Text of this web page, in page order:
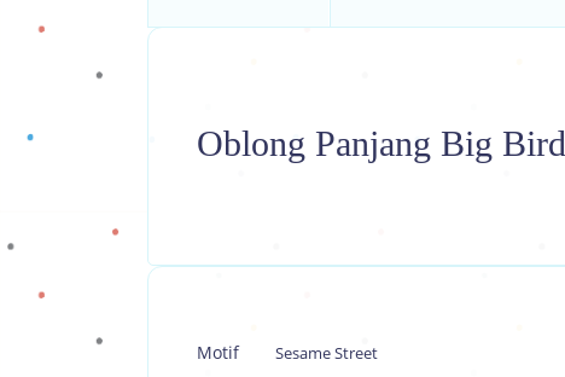
Oblong Panjang Big Bird
Motif Sesame Street